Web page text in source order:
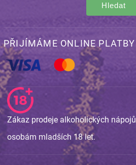
Hledat
PŘIJÍMÁME ONLINE PLATBY
Zákaz prodeje alkoholických nápojů
osobám mladších 18 let.